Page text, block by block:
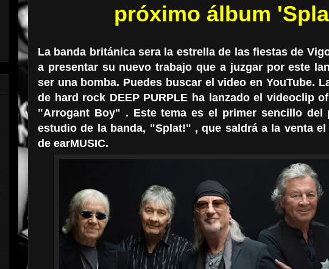
próximo álbum
La banda británica sera la estrella de las fiestas de
a presentar su nuevo trabajo que a juzgar por este
ser una bomba. Puedes buscar el video en YouTube.
de hard rock DEEP PURPLE ha lanzado el videoclip
"Arrogant Boy" . Este tema es el primer sencillo del
estudio de la banda, "Splat!" , que saldrá a la venta
de earMUSIC.